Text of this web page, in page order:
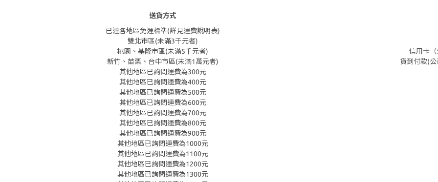
送貨方式
已達各地區免運標準(詳見運費說明表)
雙北市區(未滿3千元者)
桃園、基隆市區(未滿5千元者)
新竹、苗栗、台中市區(未滿1萬元者)
其他地區已詢問運費為300元
其他地區已詢問運費為400元
其他地區已詢問運費為500元
其他地區已詢問運費為600元
其他地區已詢問運費為700元
其他地區已詢問運費為800元
其他地區已詢問運費為900元
其他地區已詢問運費為1000元
其他地區已詢問運費為1100元
其他地區已詢問運費為1200元
其他地區已詢問運費為1300元
信用卡（
貨到付款(